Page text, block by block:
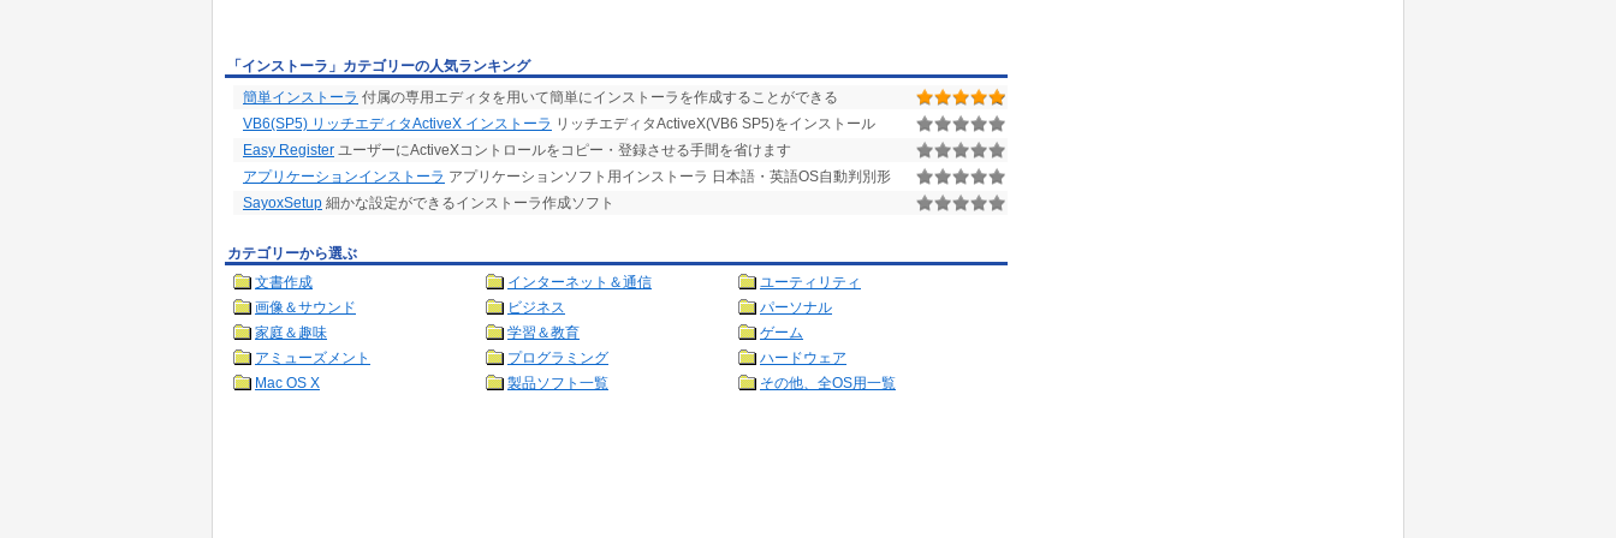
「インストーラ」カテゴリーの人気ランキング
簡単インストーラ 付属の専用エディタを用いて簡単にインストーラを作成することができる
VB6(SP5) リッチエディタActiveX インストーラ リッチエディタActiveX(VB6 SP5)をインストール
Easy Register ユーザーにActiveXコントロールをコピー・登録させる手間を省けます
アプリケーションインストーラ アプリケーションソフト用インストーラ 日本語・英語OS自動判別形
SayoxSetup 細かな設定ができるインストーラ作成ソフト
カテゴリーから選ぶ
文書作成
インターネット＆通信
ユーティリティ
画像＆サウンド
ビジネス
パーソナル
家庭＆趣味
学習＆教育
ゲーム
アミューズメント
プログラミング
ハードウェア
Mac OS X
製品ソフト一覧 その他、全OS用一覧